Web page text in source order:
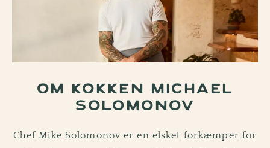
OM KOKKEN MICHAEL
SOLOMONOV
Chef Mike Solomonov er en elsket forkæmper for